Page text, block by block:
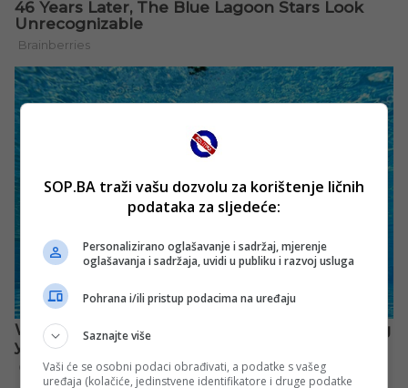
SOP.BA traži vašu dozvolu za korištenje ličnih
podataka za sljedeće:
Personalizirano oglašavanje i sadržaj, mjerenje
oglašavanja i sadržaja, uvidi u publiku i razvoj usluga
Pohrana i/ili pristup podacima na uređaju
Saznajte više
Vaši će se osobni podaci obrađivati, a podatke s vašeg
uređaja (kolačiće, jedinstvene identifikatore i druge podatke